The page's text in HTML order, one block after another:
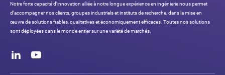
Notre forte capacité d’innovation alliée à notre longue expérience en ingénierie nous permet
d’accompagner nos clients, groupes industriels et instituts de recherche, dans la mise en
œuvre de solutions fiables, qualitatives et économiquement efficaces. Toutes nos solutions
sont déployées dans le monde entier sur une variété de marchés.
sociaux